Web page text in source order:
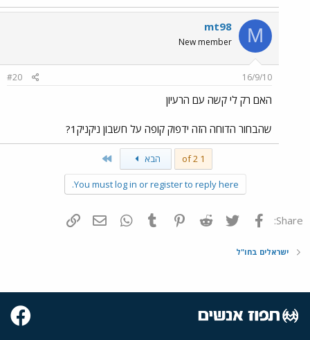
M
mt98
New member
16/9/10
#20
האם רק לי קשה עם הרעיון
שהבחור הדוחה הזה ידפוק קופה על חשבון ניקניק1?
1 of 2 הבא
You must log in or register to reply here.
Share: פייסבוק Twitter
Reddit
Pinterest
Tumblr
WhatsAppדואר אלקטרוני
ישראלים בחו"ל